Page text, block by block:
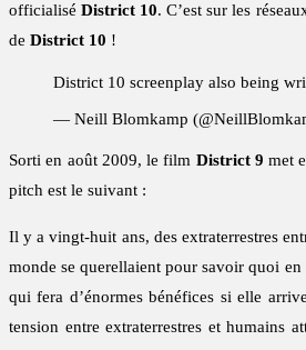
officialiséDistrict 10. C’est sur les
de District 10 !
District 10 screenplay also being
— Neill Blomkamp
Sorti en août 2009, le film District 9 met
pitch est le suivant :
Il y a vingt-huit ans, des extraterrestres
monde se querellaient pour savoir quoi
qui fera d’énormes bénéfices si elle
tension entre extraterrestres et humains